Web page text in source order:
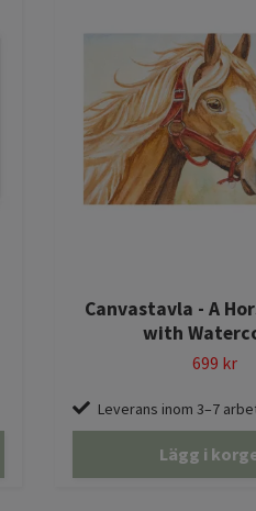
Canvastavla - A
with
699 kr
Leverans inom 3–7
Lägg i